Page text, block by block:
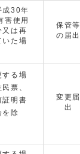
成30年
害使用
又は再
いた場
保管等
の届出
する場
票、
証明書
を除
変更届
出